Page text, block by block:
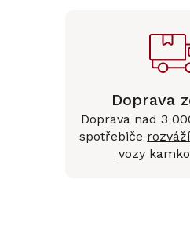
Doprava
Doprava nad 3
spotřebiče
vozy